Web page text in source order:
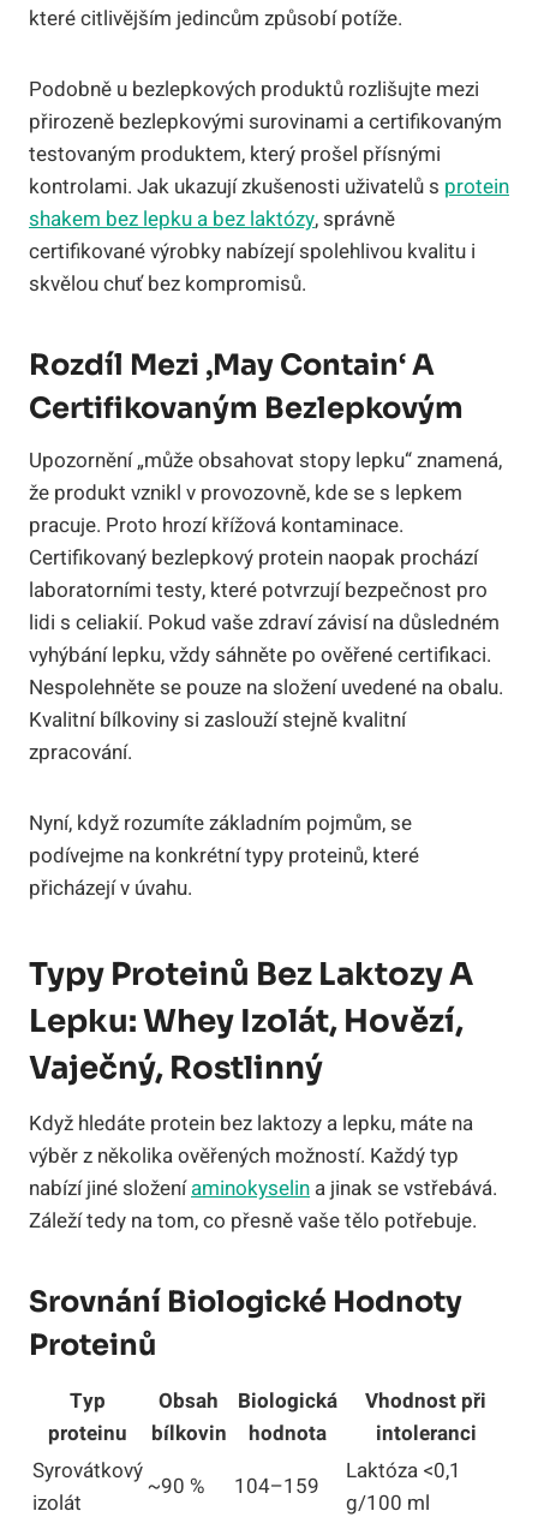
které citlivějším jedincům způsobí potíže.
Podobně u bezlepkových produktů rozlišujte mezi
přirozeně bezlepkovými surovinami a certifikovaným
testovaným produktem, který prošel přísnými
kontrolami. Jak ukazují zkušenosti uživatelů s protein
shakem bez lepku a bez laktózy, správně
certifikované výrobky nabízejí spolehlivou kvalitu i
skvělou chuť bez kompromisů.
Rozdíl Mezi ‚may Contain‘ A
Certifikovaným Bezlepkovým
Upozornění „může obsahovat stopy lepku“ znamená,
že produkt vznikl v provozovně, kde se s lepkem
pracuje. Proto hrozí křížová kontaminace.
Certifikovaný bezlepkový protein naopak prochází
laboratorními testy, které potvrzují bezpečnost pro
lidi s celiakií. Pokud vaše zdraví závisí na důsledném
vyhýbání lepku, vždy sáhněte po ověřené certifikaci.
Nespolehněte se pouze na složení uvedené na obalu.
Kvalitní bílkoviny si zaslouží stejně kvalitní
zpracování.
Nyní, když rozumíte základním pojmům, se
podívejme na konkrétní typy proteinů, které
přicházejí v úvahu.
Typy Proteinů Bez Laktozy A
Lepku: Whey Izolát, Hovězí,
Vaječný, Rostlinný
Když hledáte protein bez laktozy a lepku, máte na
výběr z několika ověřených možností. Každý typ
nabízí jiné složeníaminokyselin a jinak se vstřebává.
Záleží tedy na tom, co přesně vaše tělo potřebuje.
Srovnání Biologické Hodnoty
Proteinů
Typ
proteinu
Obsah
bílkovin
Biologická
hodnota
Vhodnost při
intoleranci
Syrovátkový
izolát
~90 % 104–159
Laktóza <0,1
g/100 ml